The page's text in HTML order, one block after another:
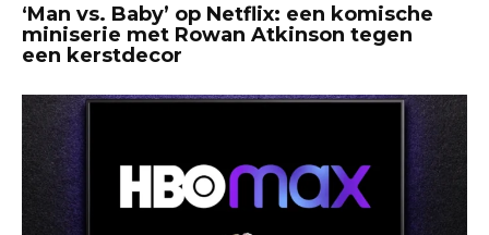
‘Man vs. Baby’ op Netflix: een komische
miniserie met Rowan Atkinson tegen
een kerstdecor